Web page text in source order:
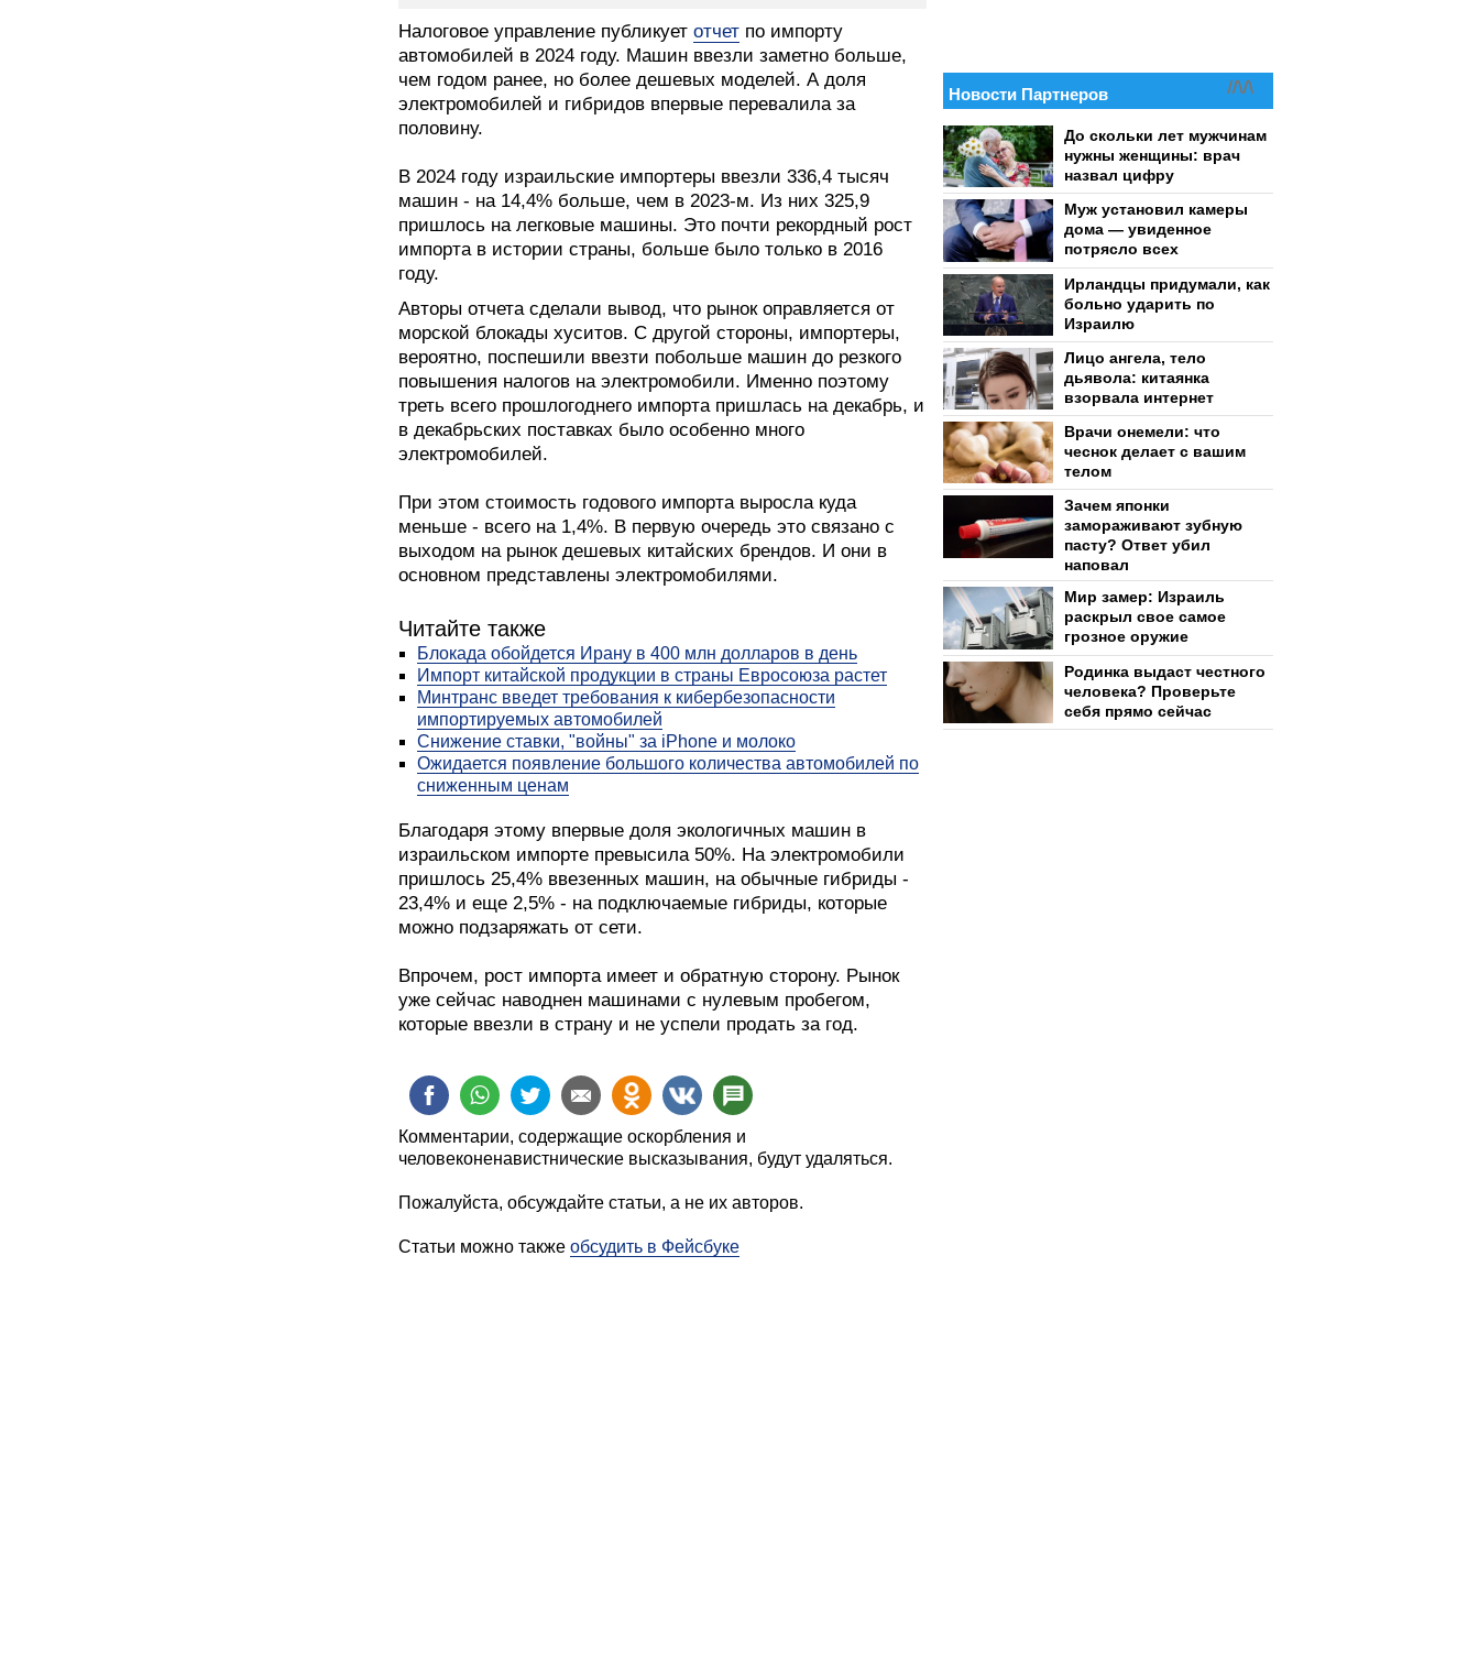
Налоговое управление публикует отчет по импорту
автомобилей в 2024 году. Машин ввезли заметно больше,
чем годом ранее, но более дешевых моделей. А доля
электромобилей и гибридов впервые перевалила за
половину.
В 2024 году израильские импортеры ввезли 336,4 тысяч
машин - на 14,4% больше, чем в 2023-м. Из них 325,9
пришлось на легковые машины. Это почти рекордный рост
импорта в истории страны, больше было только в 2016
году.
Авторы отчета сделали вывод, что рынок оправляется от
морской блокады хуситов. С другой стороны, импортеры,
вероятно, поспешили ввезти побольше машин до резкого
повышения налогов на электромобили. Именно поэтому
треть всего прошлогоднего импорта пришлась на декабрь, и
в декабрьских поставках было особенно много
электромобилей.
При этом стоимость годового импорта выросла куда
меньше - всего на 1,4%. В первую очередь это связано с
выходом на рынок дешевых китайских брендов. И они в
основном представлены электромобилями.
Читайте также
Блокада обойдется Ирану в 400 млн долларов в день
Импорт китайской продукции в страны Евросоюза растет
Минтранс введет требования к кибербезопасности
импортируемых автомобилей
Снижение ставки, "войны" за iPhone и молоко
Ожидается появление большого количества автомобилей по
сниженным ценам
Благодаря этому впервые доля экологичных машин в
израильском импорте превысила 50%. На электромобили
пришлось 25,4% ввезенных машин, на обычные гибриды -
23,4% и еще 2,5% - на подключаемые гибриды, которые
можно подзаряжать от сети.
Впрочем, рост импорта имеет и обратную сторону. Рынок
уже сейчас наводнен машинами с нулевым пробегом,
которые ввезли в страну и не успели продать за год.
Комментарии, содержащие оскорбления и
человеконенавистнические высказывания, будут удаляться.
Пожалуйста, обсуждайте статьи, а не их авторов.
Статьи можно также обсудить в Фейсбуке